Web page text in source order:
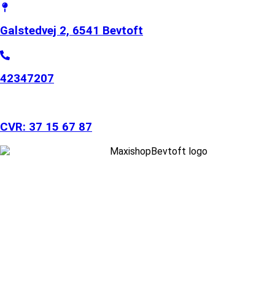
Galstedvej 2, 6541 Bevtoft
42347207
CVR: 37 15 67 87